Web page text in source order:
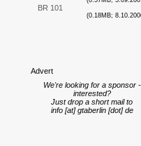
BR 101
(0.18MB;
Advert
We're looking for a sponsor -
interested?
Just drop a short mail to
info [at] gtaberlin [dot] de